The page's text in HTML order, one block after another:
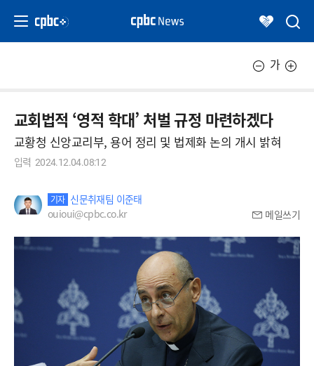
가
교회법적 ‘영적 학대’ 처벌 규정 마련하겠다
교황청 신앙교리부, 용어 정리 및 법제화 논의 개시 밝혀
입력 2024.12.04.08:12
기자 신문취재팀 이준태
ouioui@cpbc.co.kr
메일쓰기